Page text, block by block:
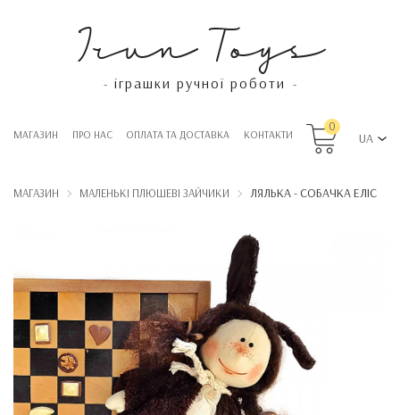
Irun Toys
- іграшки ручної роботи -
МАГАЗИН ПРО НАС OПЛАТА ТА ДОСТАВКА КОНТАКТИ
0
UA
МАГАЗИН МАЛЕНЬКІ ПЛЮШЕВІ ЗАЙЧИКИ ЛЯЛЬКА - СОБАЧКА ЕЛІС